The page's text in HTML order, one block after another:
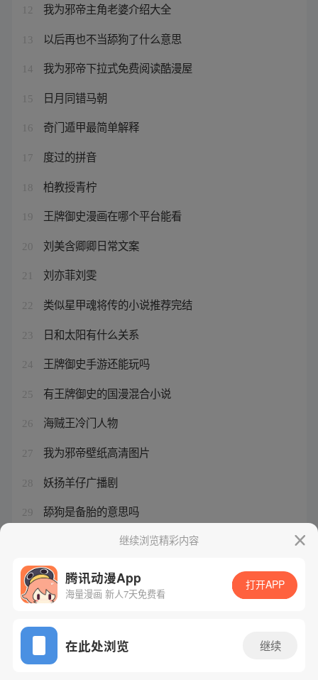
12 我为邪帝主角老婆介绍大全
13 以后再也不当舔狗了什么意思
14 我为邪帝下拉式免费阅读酷漫屋
15 日月同错马朝
16 奇门遁甲最简单解释
17 度过的拼音
18 柏教授青柠
19 王牌御史漫画在哪个平台能看
20 刘美含卿卿日常文案
21 刘亦菲刘雯
22 类似星甲魂将传的小说推荐完结
23 日和太阳有什么关系
24 王牌御史手游还能玩吗
25 有王牌御史的国漫混合小说
26 海贼王冷门人物
27 我为邪帝壁纸高清图片
28 妖扬羊仔广播剧
29 舔狗是备胎的意思吗
鬼灭之刃动画什么时候更新
继续浏览精彩内容
腾讯动漫App
海量漫画 新人7天免费看
打开APP
在此处浏览 继续
网站备案/许可证号：粤B2-20090059-5
Copyright©1998 - 2026 Tencent. All Rights Reserved